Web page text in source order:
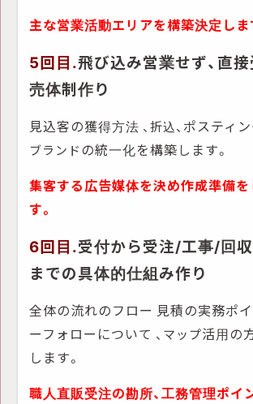
主な営業活動エリアを構築決定しま
5回目.飛び込み営業せず、直
売体制作り
見込客の獲得方法 、折込、 ポスティ
ブランド の統一化を構築します。
集客する広告媒体を決め作成準備
す。
6回目.受付から受注/工事/回
までの具体的仕組み作り
全体の流れのフロー 見積の実務ポ
ーフォローについて 、マップ活用の
します。
職人直販受注の勘所、工務管理ポイ